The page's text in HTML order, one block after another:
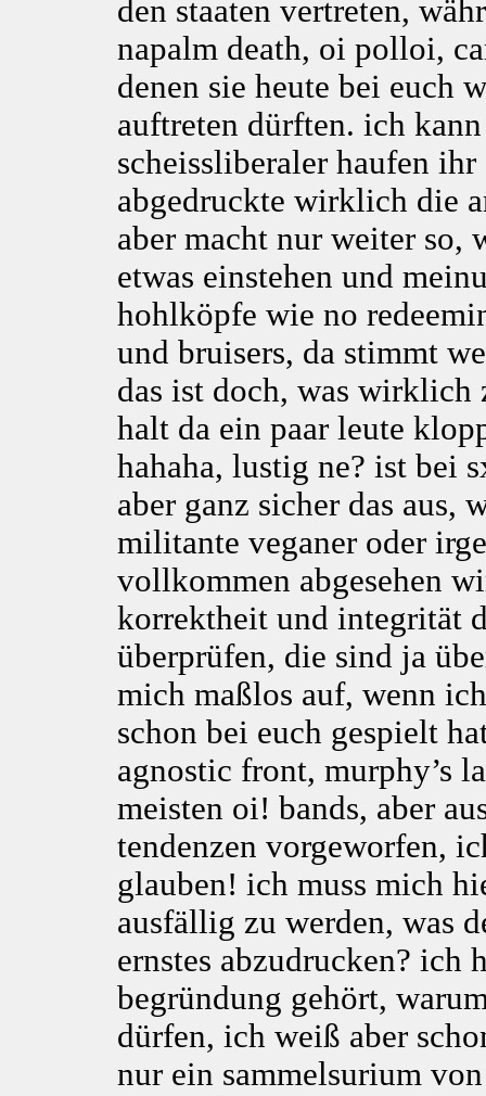
den staaten vertreten,
napalm death, oi polloi,
denen sie heute bei euch
auftreten dürften. ich
scheissliberaler haufen ihr
abgedruckte wirklich die
aber macht nur weiter so,
etwas einstehen und
hohlköpfe wie no
und bruisers, da stimmt
das ist doch, was wirklich
halt da ein paar leute
hahaha, lustig ne? ist bei
aber ganz sicher das aus,
militante veganer oder
vollkommen abgesehen
korrektheit und integrität
überprüfen, die sind ja
mich maßlos auf, wenn
schon bei euch gespielt
agnostic front, murphy’s
meisten oi! bands, aber
tendenzen vorgeworfen,
glauben! ich muss mich
ausfällig zu werden, was
ernstes abzudrucken? ich
begründung gehört,
dürfen, ich weiß aber
nur ein sammelsurium